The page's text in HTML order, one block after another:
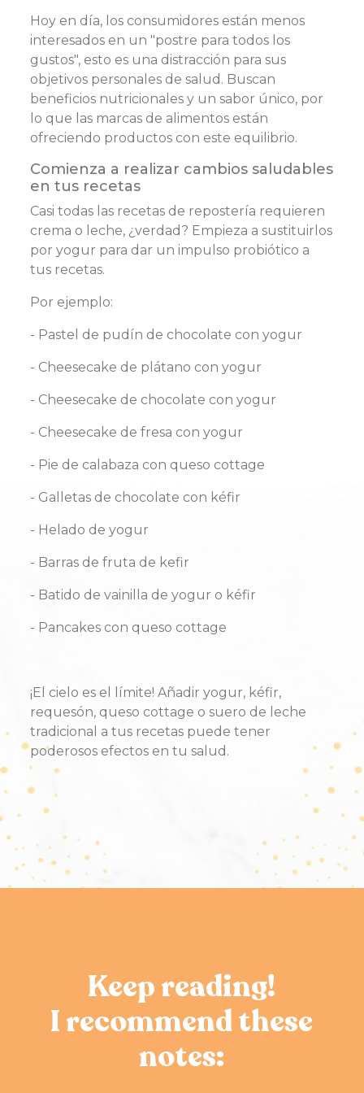
Hoy en día, los consumidores están menos
interesados en un "postre para todos los
gustos", esto es una distracción para sus
objetivos personales de salud. Buscan
beneficios nutricionales y un sabor único, por
lo que las marcas de alimentos están
ofreciendo productos con este equilibrio.
Comienza a realizar cambios saludables
en tus recetas
Casi todas las recetas de repostería requieren
crema o leche, ¿verdad? Empieza a sustituirlos
por yogur para dar un impulso probiótico a
tus recetas.
Por ejemplo:
- Pastel de pudín de chocolate con yogur
- Cheesecake de plátano con yogur
- Cheesecake de chocolate con yogur
- Cheesecake de fresa con yogur
- Pie de calabaza con queso cottage
- Galletas de chocolate con kéfir
- Helado de yogur
- Barras de fruta de kefir
- Batido de vainilla de yogur o kéfir
- Pancakes con queso cottage
¡El cielo es el límite! Añadir yogur, kéfir,
requesón, queso cottage o suero de leche
tradicional a tus recetas puede tener
poderosos efectos en tu salud.
Keep reading!
I recommend these
notes: